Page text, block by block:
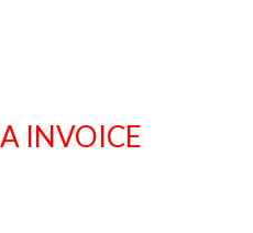
INVOICE